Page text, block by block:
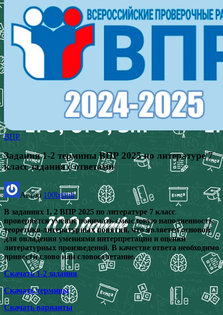
ВПР
Задания 1-2 термины ВПР 2025 по литературе 7
класс задания с ответами
Автор100balnik
В заданиях 1, 2 ВПР 2025 по литературе 7 класс
проверяется умение понимать смысловую наполненность
теоретико-литературных понятий, что является основой
для овладения умениями интерпретации и оценки
литературных произведений. В качестве ответа необходимо
привести слово или словосочетание.
Скачать 1-2 задания
Скачать термины
Скачать варианты